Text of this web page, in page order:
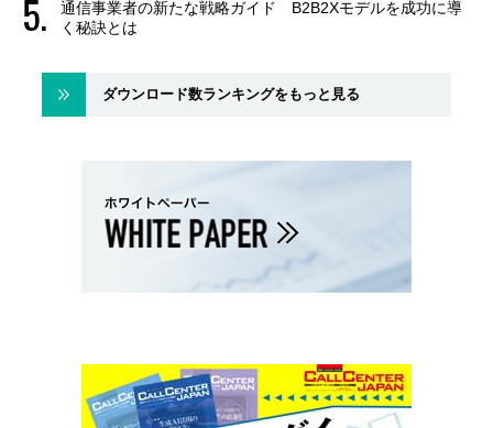
通信事業者の新たな戦略ガイド B2B2Xモデルを成功に導
く秘訣とは
ダウンロード数ランキングをもっと見る